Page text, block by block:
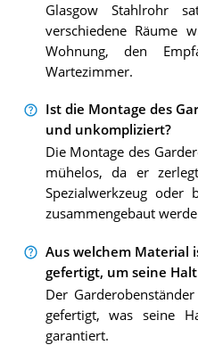
Glasgow Stahlrohr
verschiedene Räume
Wohnung, den
Wartezimmer.
Ist die Montage des
und unkompliziert?
Die Montage des
mühelos, da er
Spezialwerkzeug oder
zusammengebaut
Aus welchem Material
gefertigt, um seine
Der
gefertigt, was seine
garantiert.